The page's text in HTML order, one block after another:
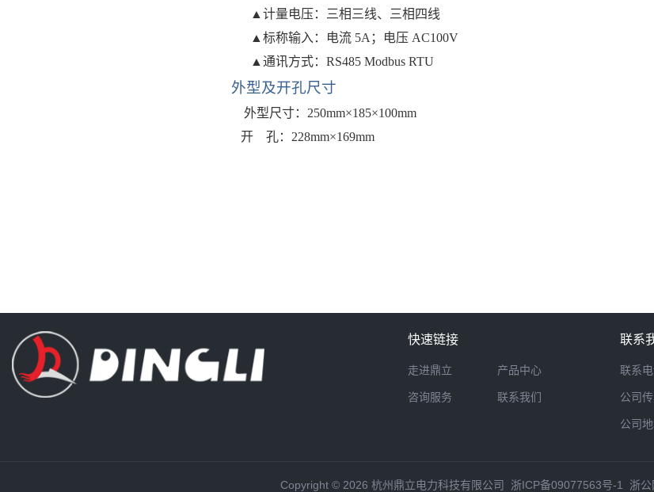
▲ 计量电压：三相三线、三相四线
▲ 标称输入：电流5A；电压 AC100V
▲ 通讯方式： RS485 Modbus RTU
外型及开孔尺寸
外型尺寸： 250mm×185×100mm
开
孔： 228mm×169mm
快速链接
走进鼎立 产品中心
咨询服务 联系我们
联系
联系
公司
公司
Copyright © 2026 杭州鼎立电力科技有限公司 浙ICP备09077563号-1 浙